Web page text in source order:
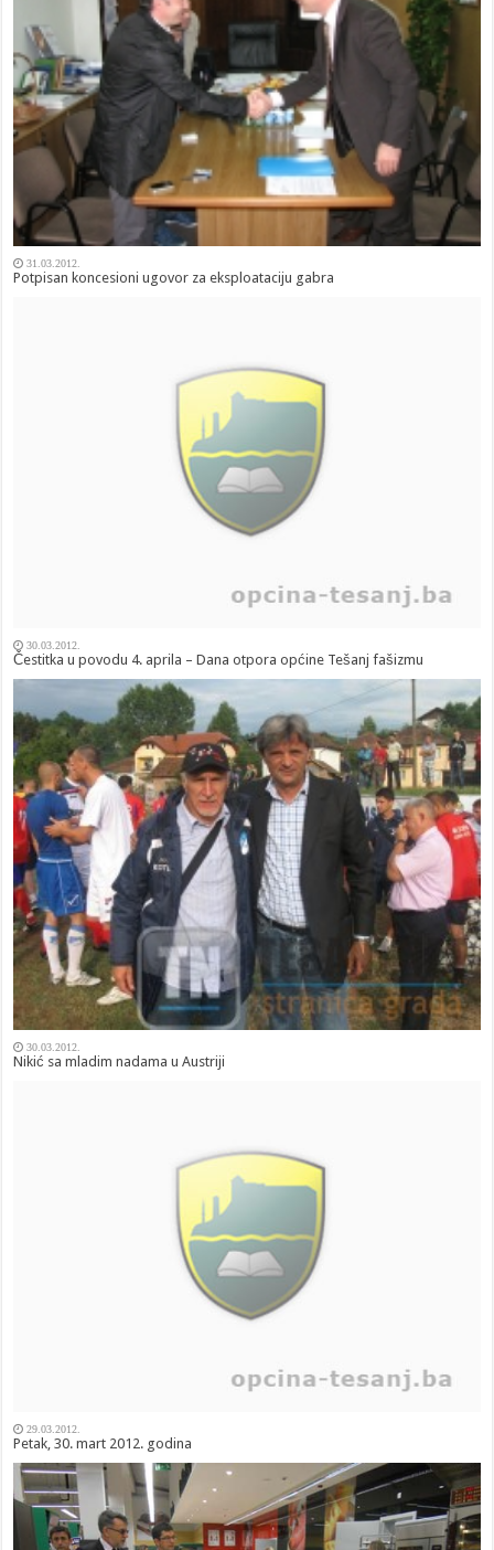
31.03.2012.
Potpisan koncesioni ugovor za eksploataciju gabra
30.03.2012.
Čestitka u povodu 4. aprila – Dana otpora općine Tešanj fašizmu
30.03.2012.
Nikić sa mladim nadama u Austriji
29.03.2012.
Petak, 30. mart 2012. godina